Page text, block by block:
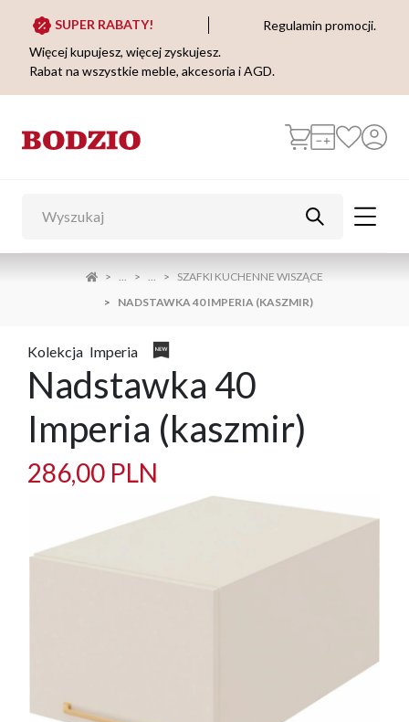
SUPER RABATY!
Regulamin promocji.
Więcej kupujesz, więcej zyskujesz.
Rabat na wszystkie meble, akcesoria i AGD.
... ...
SZAFKI KUCHENNE WISZĄCE
NADSTAWKA 40 IMPERIA (KASZMIR)
Kolekcja Imperia
Nadstawka 40
Imperia (kaszmir)
286,00 PLN